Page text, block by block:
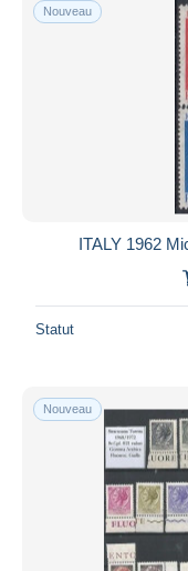
Nouveau
ITALY 1962
Statut
Nouveau